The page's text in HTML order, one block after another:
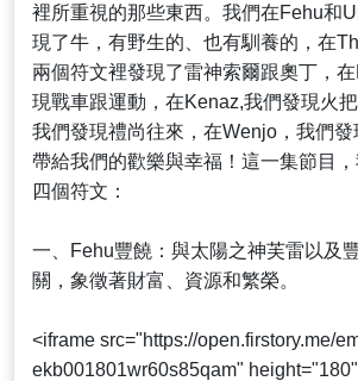
裡所重視的那些東西。我們在Fehu和
現了牛，有野生的、也有馴養的，在
兩個符文裡發現了雷神索爾跟奧丁，
現戰車跟運動，在Kenaz,我們發現火
我們發現禮尚往來，在Wenjo，我們
帶給我們的歡樂與幸福！這一集節目
四個符文：
一、Fehu豐饒：與太陽之神芙雷以及
關，象徵著財富、資源和繁榮。
<iframe src="https://open.firstory.me/
ekb001801wr60s85qam"